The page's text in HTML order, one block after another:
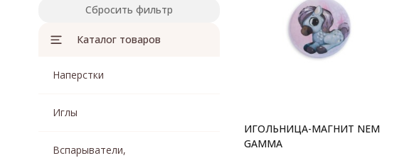
ИГОЛЬНИЦА-МАГНИТ NEM
GAMMA
Сбросить фильтр
Каталог товаров
Наперстки
Иглы
Вспарыватели,